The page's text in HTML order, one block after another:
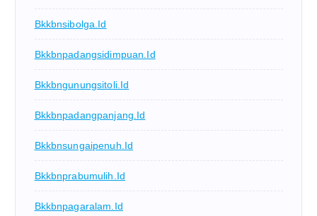
Bkkbnsibolga.id
Bkkbnpadangsidimpuan.id
Bkkbngunungsitoli.id
Bkkbnpadangpanjang.id
Bkkbnsungaipenuh.id
Bkkbnprabumulih.id
Bkkbnpagaralam.id